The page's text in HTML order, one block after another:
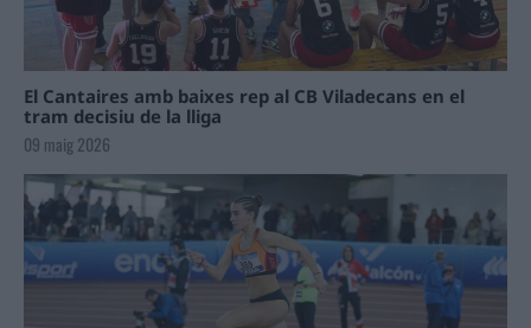
El Cantaires amb baixes rep al CB Viladecans en el
tram decisiu de la lliga
09 maig 2026